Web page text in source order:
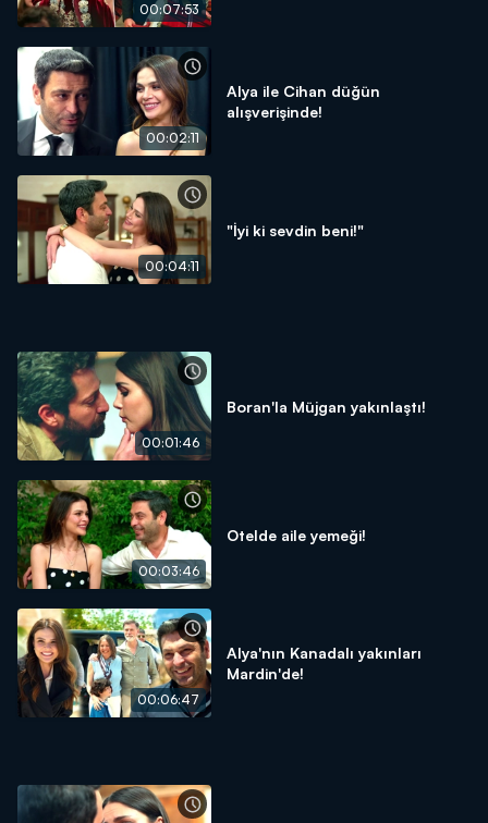
00:07:53
00:02:11
Alya ile Cihan düğün
alışverişinde!
00:04:11
"İyi ki sevdin beni!"
00:01:46
Boran'la Müjgan yakınlaştı!
00:03:46
Otelde aile yemeği!
00:06:47
Alya'nın Kanadalı yakınları
Mardin'de!